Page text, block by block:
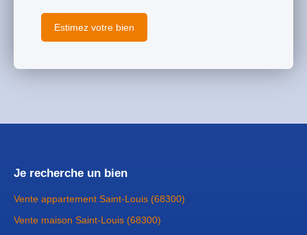
Estimez votre bien
Je recherche un bien
Vente appartement Saint-Louis (68300)
Vente maison Saint-Louis (68300)